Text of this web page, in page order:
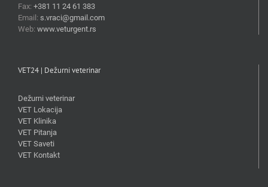
Fax: +381 11 24 61 383
Email: s.vraci@gmail.com
Web: www.veturgent.rs
VET24 | Dežurni veterinar
Dežurni veterinar
VET Lokacija
VET Klinika
VET Pitanja
VET Saveti
VET Kontakt